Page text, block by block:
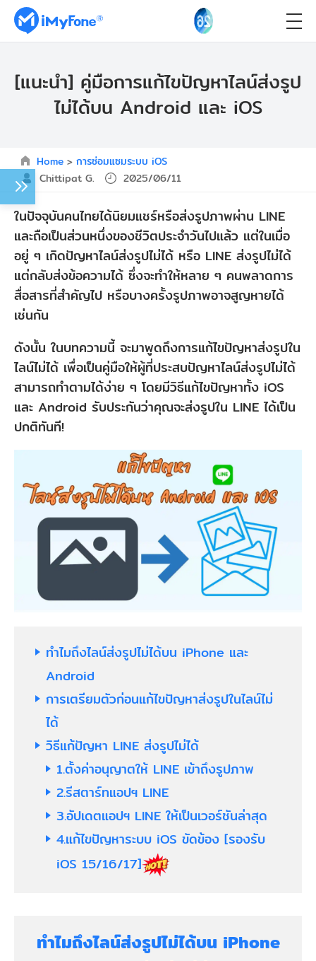
[แนะนำ] คู่มือการแก้ไขปัญหาไลน์ส่งรูป
ไม่ได้บน Android และ iOS
Home > การซ่อมแซมระบบ iOS
Chittipat G.
2025/06/11
ในปัจจุบันคนไทยได้นิยมแชร์หรือส่งรูปภาพผ่าน LINE
และถือเป็นส่วนหนึ่งของชีวิตประจำวันไปแล้ว แต่ในเมื่อ
อยู่ ๆ เกิดปัญหาไลน์ส่งรูปไม่ได้ หรือ LINE ส่งรูปไม่ได้
แต่กลับส่งข้อความได้ ซึ่งจะทำให้หลาย ๆ คนพลาดการ
สื่อสารที่สำคัญไป หรือบางครั้งรูปภาพอาจสูญหายได้
เช่นกัน
ดังนั้น ในบทความนี้ จะมาพูดถึงการแก้ไขปัญหาส่งรูปใน
ไลน์ไม่ได้ เพื่อเป็นคู่มือให้ผู้ที่ประสบปัญหาไลน์ส่งรูปไม่ได้
สามารถทำตามได้ง่าย ๆ โดยมีวิธีแก้ไขปัญหาทั้ง iOS
และ Android รับประกันว่าคุณจะส่งรูปใน LINE ได้เป็น
ปกติทันที!
ทำไมถึงไลน์ส่งรูปไม่ได้บน iPhone และ
Android
การเตรียมตัวก่อนแก้ไขปัญหาส่งรูปในไลน์ไม่
ได้
วิธีแก้ปัญหา LINE ส่งรูปไม่ได้
1.ตั้งค่าอนุญาตให้ LINE เข้าถึงรูปภาพ
2.รีสตาร์ทแอปฯ LINE
3.อัปเดตแอปฯ LINE ให้เป็นเวอร์ชันล่าสุด
4.แก้ไขปัญหาระบบ iOS ขัดข้อง [รองรับ
iOS 15/16/17]
ทำไมถึงไลน์ส่งรูปไม่ได้บน iPhone